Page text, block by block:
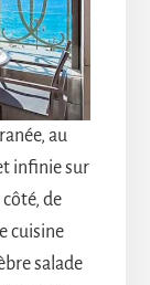
au
infinie sur
côté, de
cuisine
salade